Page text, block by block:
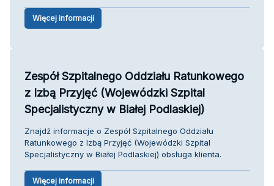
Więcej informacji
Zespół Szpitalnego Oddziału Ratunkowego
z Izbą Przyjęć (Wojewódzki Szpital
Specjalistyczny w Białej Podlaskiej)
Znajdź informacje o Zespół Szpitalnego Oddziału
Ratunkowego z Izbą Przyjęć (Wojewódzki Szpital
Specjalistyczny w Białej Podlaskiej) obsługa klienta.
Więcej informacji